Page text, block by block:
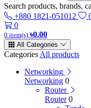
Search products, brands,
+880 1821-051012
0
0 item(s) ৳0.00
All Categories
Categories All products
Networking
Networking 0
Router
Router 0